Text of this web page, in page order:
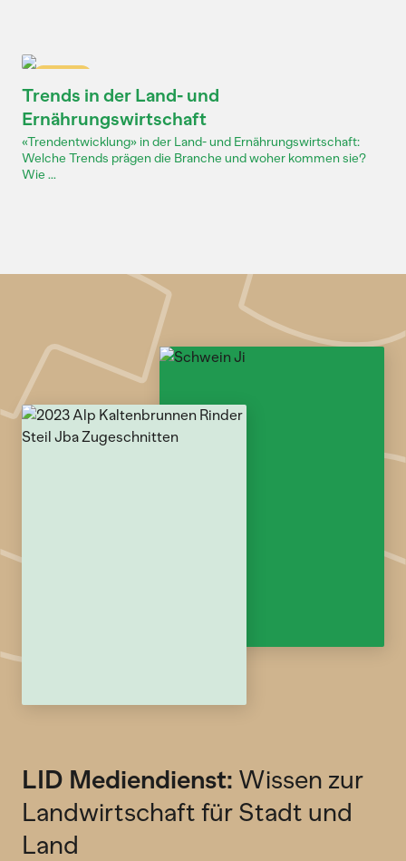
Trends in der Land- und
Ernährungswirtschaft
«Trendentwicklung» in der Land- und Ernährungswirtschaft:
Welche Trends prägen die Branche und woher kommen sie?
Wie ...
LID Mediendienst: Wissen zur
Landwirtschaft für Stadt und
Land